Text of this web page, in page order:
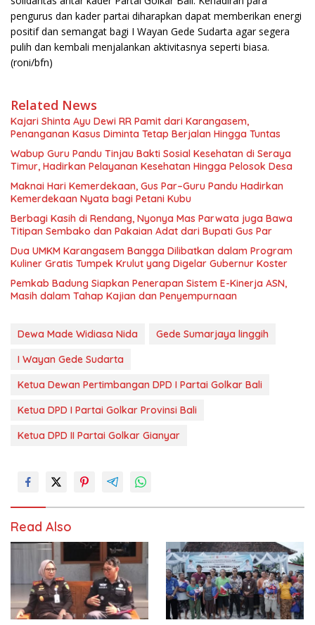
pengurus dan kader partai diharapkan dapat memberikan energi
positif dan semangat bagi I Wayan Gede Sudarta agar segera
pulih dan kembali menjalankan aktivitasnya seperti biasa.
(roni/bfn)
Related News
Kajari Shinta Ayu Dewi RR Pamit dari Karangasem,
Penanganan Kasus Diminta Tetap Berjalan Hingga Tuntas
Wabup Guru Pandu Tinjau Bakti Sosial Kesehatan di Seraya
Timur, Hadirkan Pelayanan Kesehatan Hingga Pelosok Desa
Maknai Hari Kemerdekaan, Gus Par–Guru Pandu Hadirkan
Kemerdekaan Nyata bagi Petani Kubu
Berbagi Kasih di Rendang, Nyonya Mas Parwata juga Bawa
Titipan Sembako dan Pakaian Adat dari Bupati Gus Par
Dua UMKM Karangasem Bangga Dilibatkan dalam Program
Kuliner Gratis Tumpek Krulut yang Digelar Gubernur Koster
Pemkab Badung Siapkan Penerapan Sistem E-Kinerja ASN,
Masih dalam Tahap Kajian dan Penyempurnaan
Dewa Made Widiasa Nida
Gede Sumarjaya linggih
I Wayan Gede Sudarta
Ketua Dewan Pertimbangan DPD I Partai Golkar Bali
Ketua DPD I Partai Golkar Provinsi Bali
Ketua DPD II Partai Golkar Gianyar
Read Also